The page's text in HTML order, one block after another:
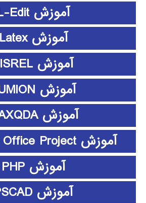
آموزش L-Edit
آموزش Latex
آموزش LISREL
آموزش LUMION
آموزش MAXQDA
آموزش Microsoft Office Project
آموزش PHP
آموزش PSCAD